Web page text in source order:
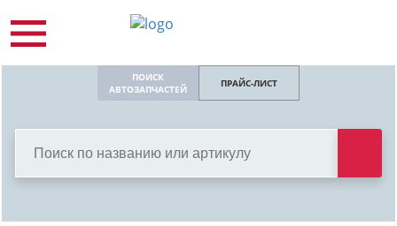
ПОИСК
АВТОЗАПЧАСТЕЙ
ПРАЙС-ЛИСТ